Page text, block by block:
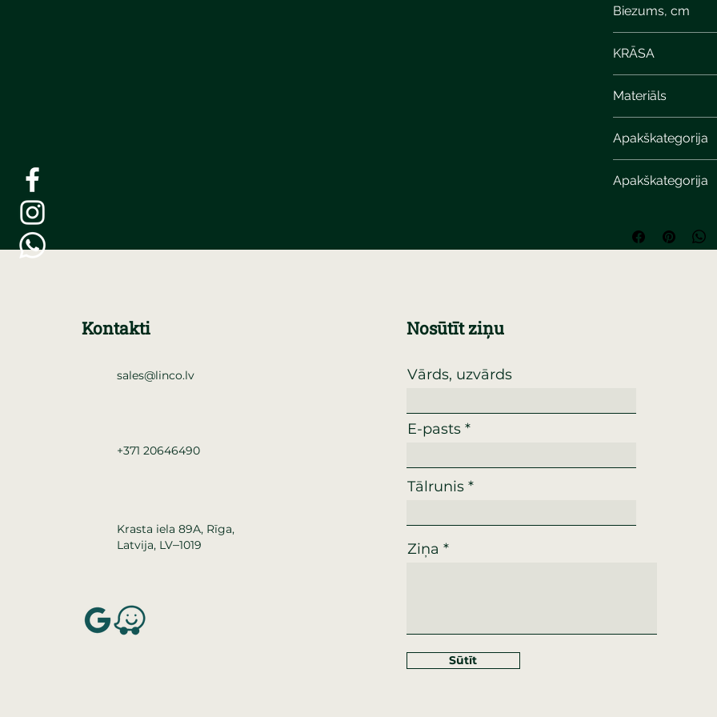
Biezums, cm
KRĀSA
Materiāls
Apakškategorija
Apakškategorija
Kontakti
sales@linco.lv
+371 20646490
Krasta iela 89A, Rīga,
Latvija, LV–1019
Nosūtīt ziņu
Vārds, uzvārds
E-pasts
Tālrunis
Ziņa
Sūtīt